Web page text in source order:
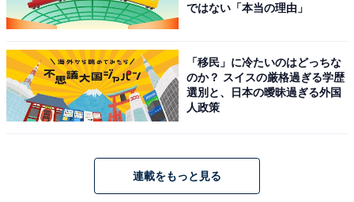
ではない「本当の理由」
「移民」に冷たいのはどっちな
のか？ スイスの厳格過ぎる学歴
選別と、日本の曖昧過ぎる外国
人政策
連載をもっと見る